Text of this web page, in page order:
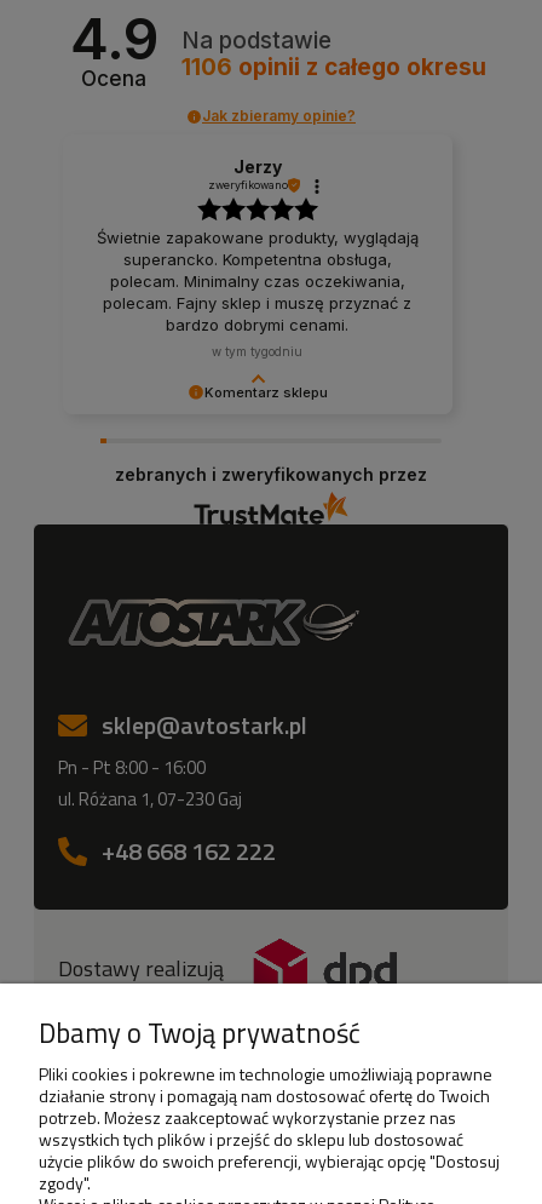
4.9
Ocena
Na podstawie
1106 opinii z całego okresu
Jak zbieramy opinie?
Komentarz sklepu
możemy zapewnić odpowiednią obsługę tak
świetnym klientom. Dziękujemy raz jeszcze!
Jerzy
zweryfikowano
Świetnie zapakowane produkty, wyglądają
superancko. Kompetentna obsługa,
polecam. Minimalny czas oczekiwania,
polecam. Fajny sklep i muszę przyznać z
bardzo dobrymi cenami.
w tym tygodniu
zebranych i zweryfikowanych przez
sklep@avtostark.pl
Pn - Pt 8:00 - 16:00
ul. Różana 1, 07-230 Gaj
+48 668 162 222
Dostawy realizują
Sklep
Dbamy o Twoją prywatność
Pliki cookies i pokrewne im technologie umożliwiają poprawne
działanie strony i pomagają nam dostosować ofertę do Twoich
potrzeb. Możesz zaakceptować wykorzystanie przez nas
wszystkich tych plików i przejść do sklepu lub dostosować
użycie plików do swoich preferencji, wybierając opcję "Dostosuj
zgody".